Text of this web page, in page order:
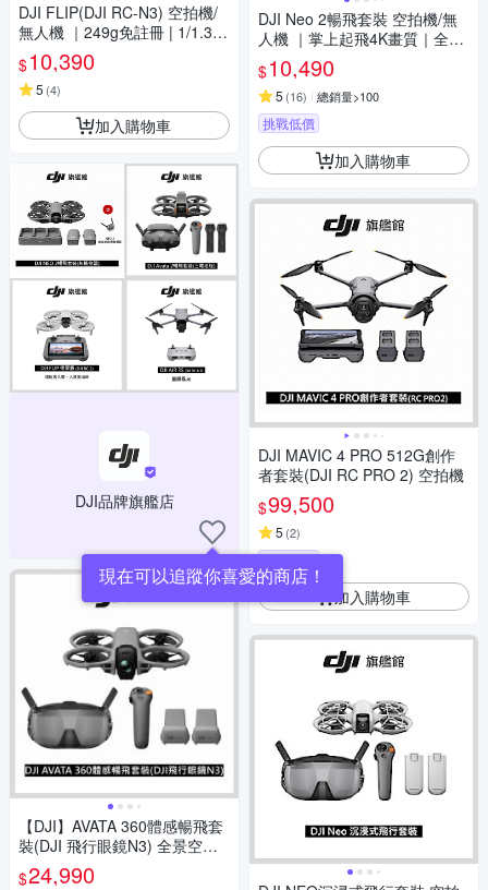
DJI FLIP(DJI RC-N3) 空拍機/
無人機 ｜249g免註冊 | 1/1.3英
吋鏡頭｜脫控飛行多元玩法 | 全
包可折疊槳保設計
$10,390
5 (4)
加入購物車
DJI品牌旗艦店
現在可以追蹤你喜愛的商店！
【DJI】AVATA 360體感暢飛套
裝(DJI 飛行眼鏡N3) 全景空拍
機/無人機
$24,990
DJI Neo 2暢飛套裝 空拍機/無
人機 ｜掌上起飛4K畫質｜全向
避障最安心
$10,490
5 (16) 總銷量>100
挑戰低價
加入購物車
DJI MAVIC 4 PRO 512G創作
者套裝(DJI RC PRO 2) 空拍機
$99,500
5 (2)
挑戰低價
加入購物車